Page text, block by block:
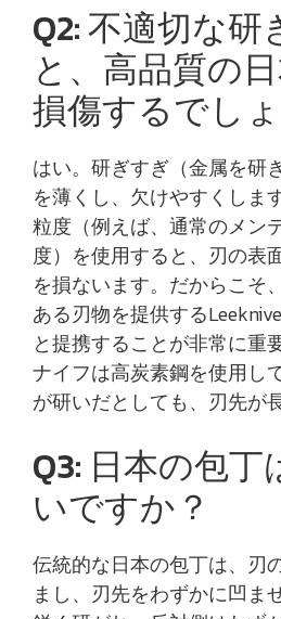
Q2: 不適切な研
と、高品質の
損傷するでし
はい。研ぎすぎ（金属を研
を薄くし、欠けやすくしま
粒度（例えば、通常のメン
度）を使用すると、刃の表
を損ないます。だからこそ
ある刃物を提供する
と提携することが非常に重
ナイフは高炭素鋼を使用し
が研いだとしても、刃先が
Q3: 日本の包
いですか？
伝統的な日本の包丁は、刃
まし、刃先をわずかに凹ま